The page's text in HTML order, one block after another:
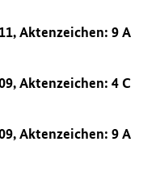
Aktenzeichen: 9 A
Aktenzeichen: 4 C
Aktenzeichen: 9 A